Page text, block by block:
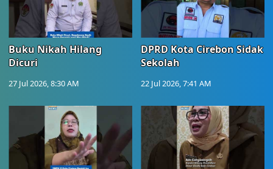
Buku Nikah Hilang
Dicuri
27 Jul 2026, 8:30 AM
DPRD Kota Cirebon Sidak
Sekolah
22 Jul 2026, 7:41 AM